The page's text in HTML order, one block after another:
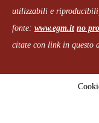
utilizzabili e riproducibili,
fonte: www.egm.it no
citate con link in questo